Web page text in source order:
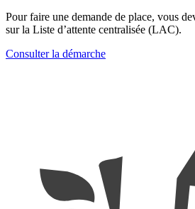
Pour faire une demande de place, vous
sur la Liste d’attente centralisée (LAC).
Consulter la démarche